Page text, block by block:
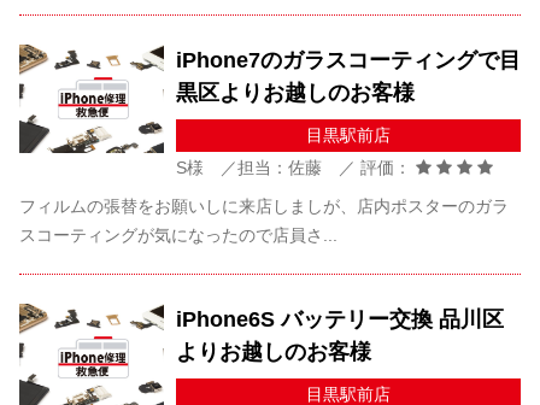
iPhone7のガラスコーティングで目
黒区よりお越しのお客様
目黒駅前店
S様 ／担当：佐藤 ／ 評価：
フィルムの張替をお願いしに来店しましが、店内ポスターのガラ
スコーティングが気になったので店員さ...
iPhone6S バッテリー交換 品川区
よりお越しのお客様
目黒駅前店